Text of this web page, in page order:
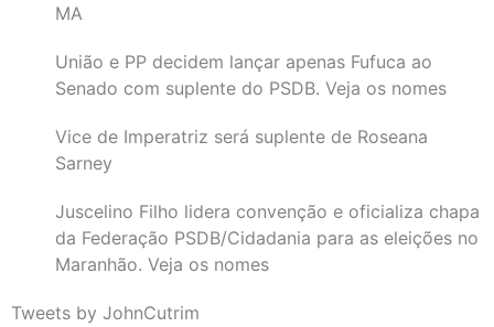
MA
União e PP decidem lançar apenas Fufuca ao
Senado com suplente do PSDB. Veja os nomes
Vice de Imperatriz será suplente de Roseana
Sarney
Juscelino Filho lidera convenção e oficializa chapa
da Federação PSDB/Cidadania para as eleições no
Maranhão. Veja os nomes
Tweets by JohnCutrim